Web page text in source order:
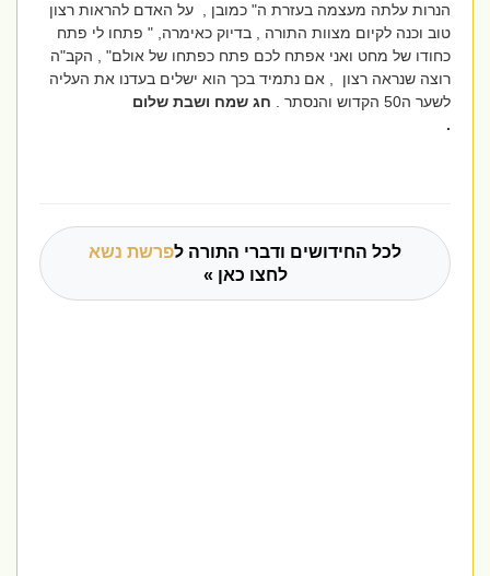
הנרות עלתה מעצמה בעזרת ה" כמובן , על האדם להראות רצון
טוב וכנה לקיום מצוות התורה , בדיוק כאימרה, " פתחו לי פתח
כחודו של מחט ואני אפתח לכם פתח כפתחו של אולם" , הקב"ה
רוצה שנראה רצון , אם נתמיד בכך הוא ישלים בעדנו את העליה
לשער ה50 הקדוש והנסתר .
חג שמח ושבת שלום
לכל החידושים ודברי התורה לפרשת נשא
לחצו כאן »